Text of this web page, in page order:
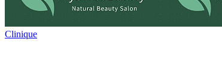
Clinique